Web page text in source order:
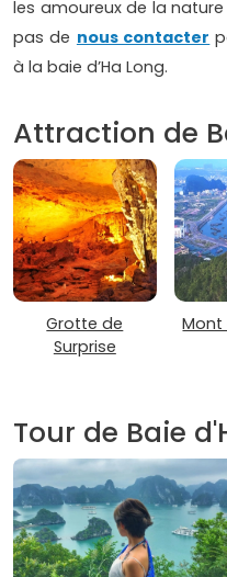
les amoureux de la
pas de nous contacter
à la baie d’Ha Long.
Attraction de
Grotte de
Surprise
Mont
Tour de Baie